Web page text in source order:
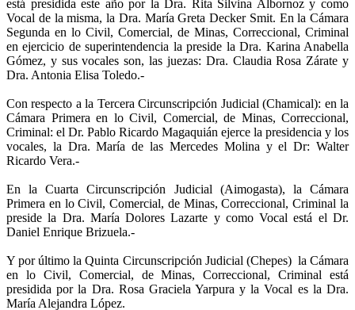
está presidida este año por la Dra. Rita Silvina Albornoz y como
Vocal de la misma, la Dra. María Greta Decker Smit. En la Cámara
Segunda en lo Civil, Comercial, de Minas, Correccional, Criminal
en ejercicio de superintendencia la preside la Dra. Karina Anabella
Gómez, y sus vocales son, las juezas: Dra. Claudia Rosa Zárate y
Dra. Antonia Elisa Toledo.-
Con respecto a la Tercera Circunscripción Judicial (Chamical): en la
Cámara Primera en lo Civil, Comercial, de Minas, Correccional,
Criminal: el Dr. Pablo Ricardo Magaquián ejerce la presidencia y los
vocales, la Dra. María de las Mercedes Molina y el Dr: Walter
Ricardo Vera.-
En la Cuarta Circunscripción Judicial (Aimogasta), la Cámara
Primera en lo Civil, Comercial, de Minas, Correccional, Criminal la
preside la Dra. María Dolores Lazarte y como Vocal está el Dr.
Daniel Enrique Brizuela.-
Y por último la Quinta Circunscripción Judicial (Chepes) la Cámara
en lo Civil, Comercial, de Minas, Correccional, Criminal está
presidida por la Dra. Rosa Graciela Yarpura y la Vocal es la Dra.
María Alejandra López.